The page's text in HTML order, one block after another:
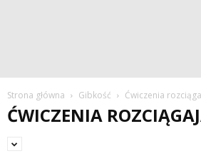
Strona główna Gibkość Ćwiczenia
ĆWICZENIA